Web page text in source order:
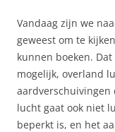
Vandaag zijn we
geweest om te
kunnen boeken.
mogelijk, overland
aardverschuivingen
lucht gaat ook niet
beperkt is, en het